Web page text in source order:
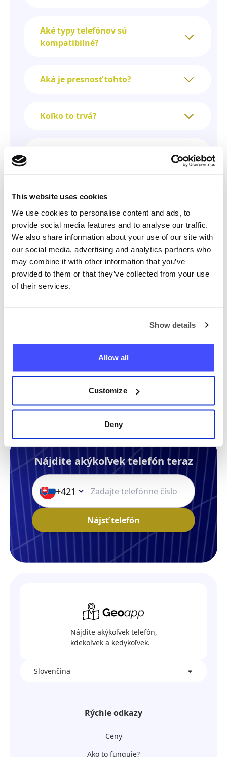
This website uses cookies
We use cookies to personalise content and ads, to
provide social media features and to analyse our traffic.
We also share information about your use of our site with
our social media, advertising and analytics partners who
may combine it with other information that you’ve
provided to them or that they’ve collected from your use
of their services.
Show details
Allow all
Customize
Deny
Aké typy telefónov sú
kompatibilné?
Aká je presnosť tohto?
Koľko to trvá?
Funguje aj v prípade, že je telefón
Koľko stojí geolokácia mobilného
telefónu?
Sú moje informácie zabezpečené?
Ako môžem zrušiť svoje
Stále máte otázku?
Náš tím je tu, radi vám so všetkým
pomôžeme. Opýtajte sa na čokoľvek.
Kontaktujte nás
Nájdite akýkoľvek telefón teraz
+421
Nájsť telefón
Nájdite akýkoľvek telefón,
kdekoľvek a kedykoľvek.
Slovenčina
Rýchle odkazy
Ceny
Ako to funguje?